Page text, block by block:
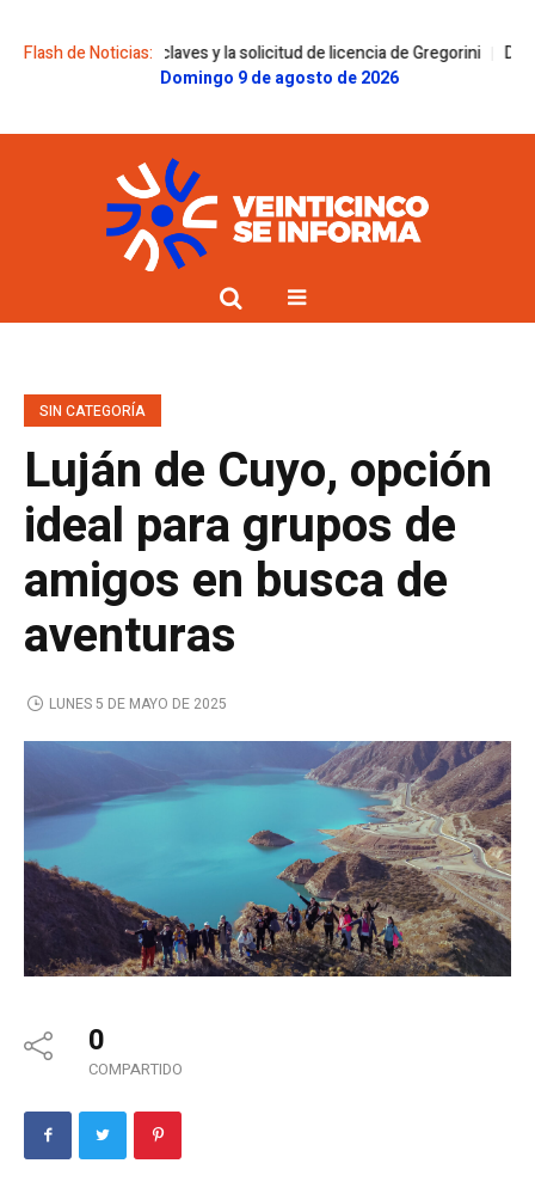
Flash de Noticias:
claves y la solicitud de licencia de Gregorini
Dolor en la familia
Domingo 9 de agosto de 2026
SIN CATEGORÍA
Luján de Cuyo, opción
ideal para grupos de
amigos en busca de
aventuras
LUNES 5 DE MAYO DE 2025
0
COMPARTIDO